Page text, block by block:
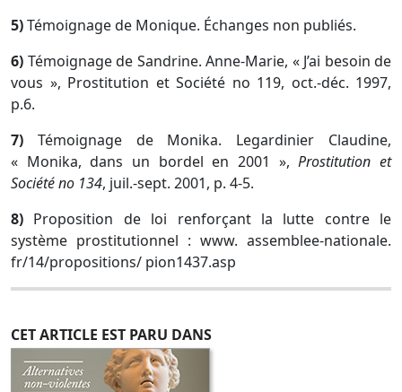
CET ARTICLE EST PARU DANS
5)Témoignage de Monique. Échanges non publiés.
6) Témoignage de Sandrine. Anne-Marie, « J’ai besoin de
vous », Prostitution et Société no 119, oct.-déc. 1997,
p.6.
7) Témoignage de Monika. Legardinier Claudine,
« Monika, dans un bordel en 2001 »,Prostitution et
Société no 134, juil.-sept. 2001, p. 4-5.
8) Proposition de loi renforçant la lutte contre le
système prostitutionnel : www. assemblee-nationale.
fr/14/propositions/ pion1437.asp